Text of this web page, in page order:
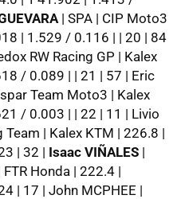
| SPA | CIP Moto3
| 1.529 / 0.116 | | 20 | 84
RW Racing GP | Kalex
/ 0.089 | | 21 | 57 | Eric
Team Moto3 | Kalex
/ 0.003 | | 22 | 11 | Livio
Team | Kalex KTM | 226.8 |
| 32 | Isaac VIÑALES |
Honda | 222.4 |
| 17 | John MCPHEE |